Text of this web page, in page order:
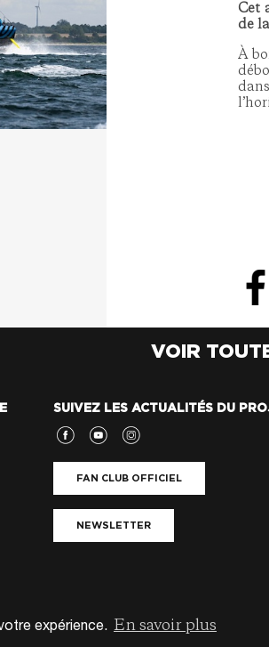
expérience. En savoir plus
Cet
de
À
VOIR
SUIVEZ LES ACTUALITÉS DU
FAN CLUB OFFICIEL
NEWSLETTER